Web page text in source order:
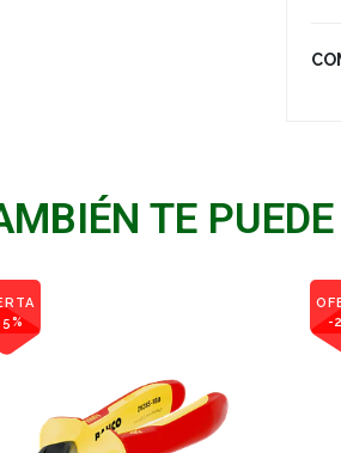
TE
-